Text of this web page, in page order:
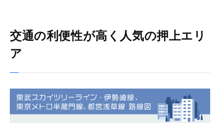
交通の利便性が高く人気の押上エリ
ア